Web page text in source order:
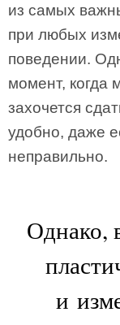
из самых
при любых
поведении.
момент, когда
захочется
удобно, даже
неправильно.
Однако,
и